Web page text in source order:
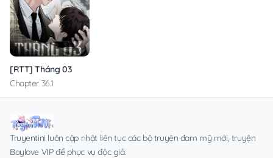
[RTT] Tháng 03
Chapter 36.1
Truyentini luôn cập nhật liên tục các bộ truyện đam mỹ mới, truyện
Boylove VIP để phục vụ độc giả.